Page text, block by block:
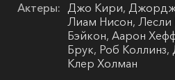
Актеры: Джо Кири,
Лиам Нисон, Лесли
Бэйкон, Аарон
Брук, Роб
Клер Холман